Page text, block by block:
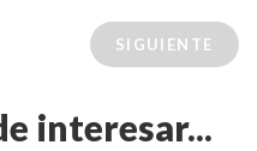
SIGUIENTE
interesar...